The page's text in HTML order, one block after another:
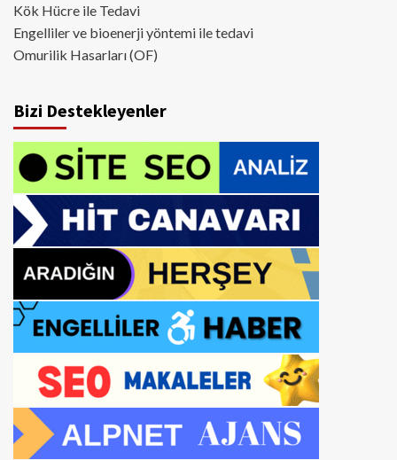
Kök Hücre ile Tedavi
Engelliler ve bioenerji yöntemi ile tedavi
Omurilik Hasarları (OF)
Bizi Destekleyenler